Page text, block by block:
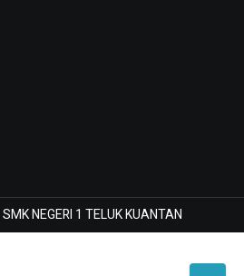
SMK NEGERI 1 TELUK KUANTAN